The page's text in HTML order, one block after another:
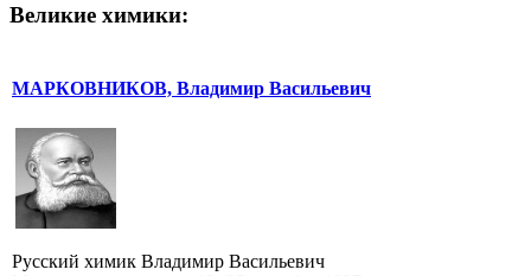
Великие химики:
МАРКОВНИКОВ, Владимир Васильевич
Русский химик Владимир Васильевич